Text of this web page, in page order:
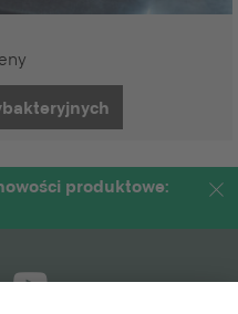
produktowe: